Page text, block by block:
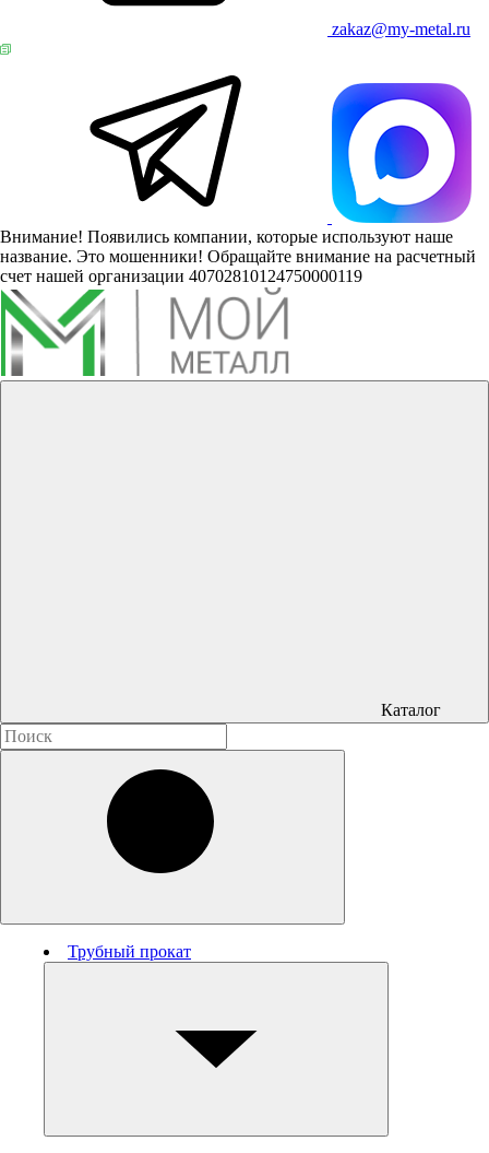
zakaz@my-metal.ru
Внимание! Появились компании, которые используют наше
название. Это мошенники! Обращайте внимание на расчетный
счет нашей организации 40702810124750000119
Каталог
Трубный прокат